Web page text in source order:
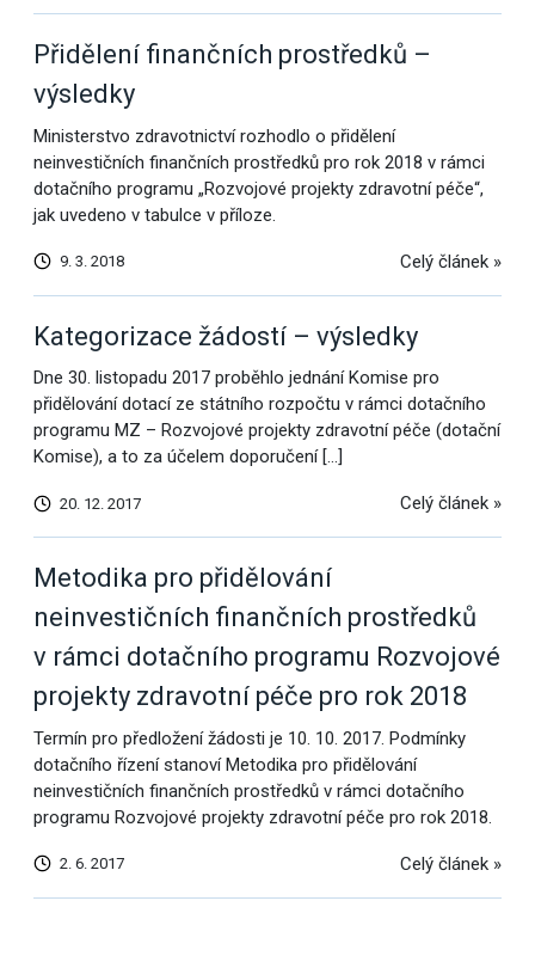
Přidělení finančních prostředků –
výsledky
Ministerstvo zdravotnictví rozhodlo o přidělení
neinvestičních finančních prostředků pro rok 2018 v rámci
dotačního programu „Rozvojové projekty zdravotní péče“,
jak uvedeno v tabulce v příloze.
9. 3. 2018 Celý článek »
Kategorizace žádostí – výsledky
Dne 30. listopadu 2017 proběhlo jednání Komise pro
přidělování dotací ze státního rozpočtu v rámci dotačního
programu MZ – Rozvojové projekty zdravotní péče (dotační
Komise), a to za účelem doporučení […]
20. 12. 2017 Celý článek »
Metodika pro přidělování
neinvestičních finančních prostředků
v rámci dotačního programu Rozvojové
projekty zdravotní péče pro rok 2018
Termín pro předložení žádosti je 10. 10. 2017. Podmínky
dotačního řízení stanoví Metodika pro přidělování
neinvestičních finančních prostředků v rámci dotačního
programu Rozvojové projekty zdravotní péče pro rok 2018.
2. 6. 2017 Celý článek »